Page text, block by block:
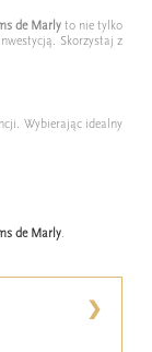
de Marlyto nie tylko
Skorzystaj z
Wybierając idealny
de Marly.